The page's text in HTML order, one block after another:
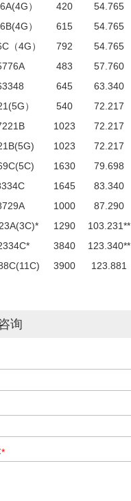
）
420 54.765
）
615 54.765
（4G）
792 54.765
483 57.760
645 63.340
）
540 72.217
1023 72.217
1023 72.217
1630 79.698
1645 83.340
1000 87.290
1290 103.231**
3840 123.340**
3900 123.881
询
*